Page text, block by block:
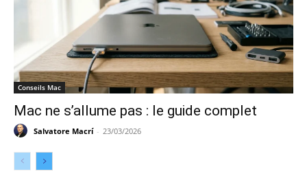
Conseils Mac
Mac ne s’allume pas : le guide complet
Salvatore Macrí - 23/03/2026